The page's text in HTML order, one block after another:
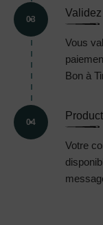
03
Vous
Bon à
04
Votre